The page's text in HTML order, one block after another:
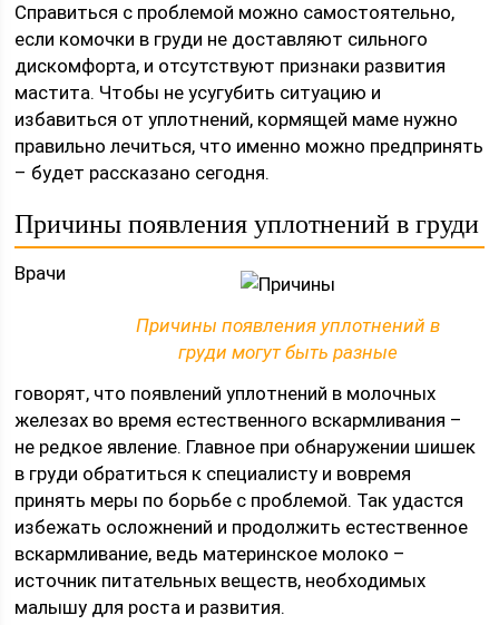
Справиться с проблемой можно самостоятельно,
если комочки в груди не доставляют сильного
дискомфорта, и отсутствуют признаки развития
мастита. Чтобы не усугубить ситуацию и
избавиться от уплотнений, кормящей маме нужно
правильно лечиться, что именно можно предпринять
– будет рассказано сегодня.
Причины появления уплотнений в груди
Причины появления уплотнений в
груди могут быть разные
Врачи
говорят, что появлений уплотнений в молочных
железах во время естественного вскармливания –
не редкое явление. Главное при обнаружении шишек
в груди обратиться к специалисту и вовремя
принять меры по борьбе с проблемой. Так удастся
избежать осложнений и продолжить естественное
вскармливание, ведь материнское молоко –
источник питательных веществ, необходимых
малышу для роста и развития.